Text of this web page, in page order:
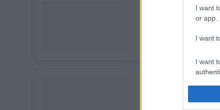
I want
or app.
I want
I want
DUCATI LENOVO TEAM
„Hibrid”
A Crash.net értesülései
A Ducati
a MotoGP